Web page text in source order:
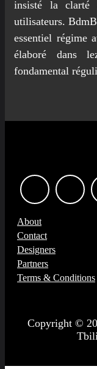
insisté la clarté
utilisateurs.
essentiel régime
élaboré dans
fondamental
About
Contact
Designers
Partners
Terms & Conditions
Copyright ©